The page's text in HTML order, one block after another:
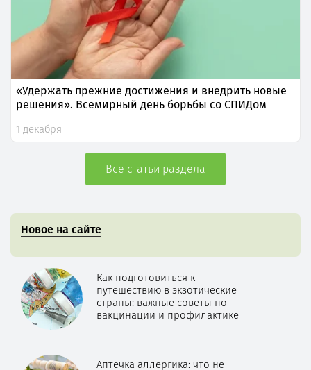
«Удержать прежние достижения и внедрить новые
решения». Всемирный день борьбы со СПИДом
1 декабря
Все статьи раздела
Новое на сайте
Как подготовиться к
путешествию в экзотические
страны: важные советы по
вакцинации и профилактике
Аптечка аллергика: что не